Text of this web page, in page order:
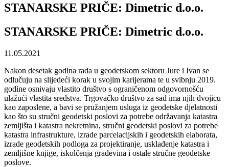
STANARSKE PRIČE: Dimetric d.o.o.
STANARSKE PRIČE: Dimetric d.o.o.
11.05.2021
Nakon desetak godina rada u geodetskom sektoru Jure i Ivan se
odlučuju na slijedeći korak u svojim karijerama te u svibnju 2019.
godine osnivaju vlastito društvo s ograničenom odgovornošću
ulažući vlastita sredstva. Trgovačko društvo za sad ima njih dvojicu
kao zaposlene, a bavi se pružanjem usluga iz geodetske djelatnosti
kao što su stručni geodetski poslovi za potrebe održavanja katastra
zemljišta i katastra nekretnina, stručni geodetski poslovi za potrebe
katastra infrastrukture, izrade parcelacijskih i geodetskih elaborata,
izrade geodetskih podloga za projektiranje, usklađenje katastra i
zemljišne knjige, iskolčenja građevina i ostale stručne geodetske
poslove.